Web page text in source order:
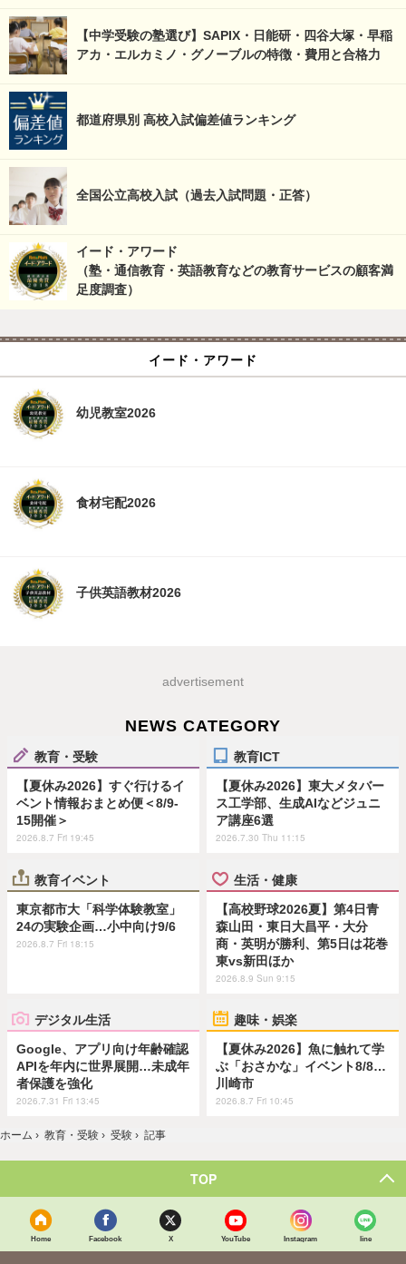
【中学受験の塾選び】SAPIX・日能研・四谷大塚・早稲
アカ・エルカミノ・グノーブルの特徴・費用と合格力
都道府県別 高校入試偏差値ランキング
全国公立高校入試（過去入試問題・正答）
イード・アワード
（塾・通信教育・英語教育などの教育サービスの顧客満
足度調査）
イード・アワード
幼児教室2026
食材宅配2026
子供英語教材2026
advertisement
NEWS CATEGORY
教育・受験
【夏休み2026】すぐ行けるイ
ベント情報おまとめ便＜8/9-
15開催＞
2026.8.7 Fri 19:45
教育ICT
【夏休み2026】東大メタバー
ス工学部、生成AIなどジュニ
ア講座6選
2026.7.30 Thu 11:15
教育イベント
東京都市大「科学体験教室」
24の実験企画…小中向け9/6
2026.8.7 Fri 18:15
生活・健康
【高校野球2026夏】第4日青
森山田・東日大昌平・大分
商・英明が勝利、第5日は花巻
東vs新田ほか
2026.8.9 Sun 9:15
デジタル生活
Google、アプリ向け年齢確認
APIを年内に世界展開…未成年
者保護を強化
2026.7.31 Fri 13:45
趣味・娯楽
【夏休み2026】魚に触れて学
ぶ「おさかな」イベント8/8…
川崎市
2026.8.7 Fri 10:45
ホーム › 教育・受験 › 受験 › 記事
TOP
Home Facebook X YouTube Instagram line